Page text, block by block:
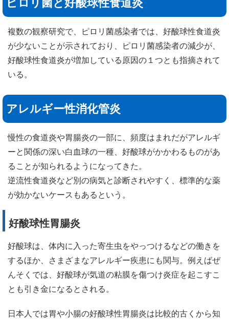
ピロリ菌と好酸球性食道炎
複数の観察研究で、ピロリ菌感染者では、好酸球性食道炎
が少ないことが示されており、ピロリ菌感染者の減少が、
好酸球性食道炎が増加している原因の１つとも指摘されて
いる。
アレルギー性消化管炎
慢性の食道炎や胃腸炎の一部に、頻度はまれだがアレルギ
ーと関係の深い白血球の一種、好酸球がかかわるものがあ
ることが知られるようになってきた。
逆流性食道炎など別の病気と診断されやすく、標準的な薬
が効かないケースもあるという。
好酸球性胃腸炎
好酸球は、体内に入った寄生虫をやっつけるなどの働きを
するほか、さまざまなアレルギー疾患にも関与。例えばぜ
んそくでは、好酸球が気道の粘膜を傷つけ炎症を起こすこ
とも引き金になるとされる。
日本人では胃や小腸の好酸球性胃腸炎は比較的古くから知